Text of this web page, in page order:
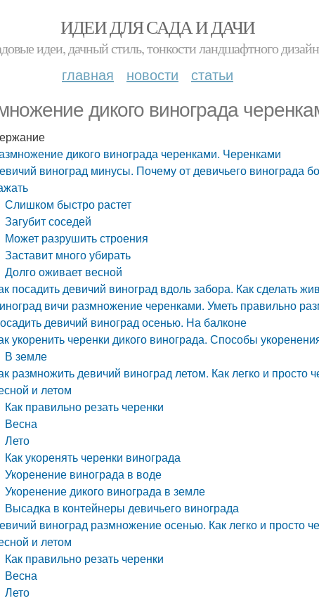
ИДЕИ ДЛЯ САДА И ДАЧИ
идеи, дачный стиль, тонкости ландшафтного
главная новости статьи
дикого винограда
дикого винограда черенками. Черенками
виноград минусы. Почему от девичьего винограда
Слишком быстро растет
Загубит соседей
Может разрушить строения
Заставит много убирать
Долго оживает весной
посадить девичий виноград вдоль забора. Как сделать
вичи размножение черенками. Уметь правильно
девичий виноград осенью. На балконе
укоренить черенки дикого винограда. Способы
В земле
размножить девичий виноград летом. Как легко и
и летом
Как правильно резать черенки
Весна
Лето
Как укоренять черенки винограда
Укоренение винограда в воде
Укоренение дикого винограда в земле
Высадка в контейнеры девичьего винограда
виноград размножение осенью. Как легко и просто
и летом
Как правильно резать черенки
Весна
Лето